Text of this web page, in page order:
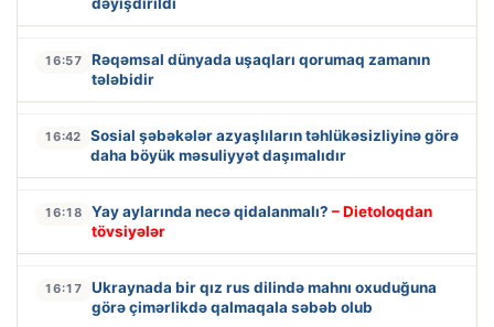
16:57
Rəqəmsal dünyada uşaqları qorumaq zamanın
tələbidir
16:42
Sosial şəbəkələr azyaşlıların təhlükəsizliyinə görə
daha böyük məsuliyyət daşımalıdır
16:18 Yay aylarında necə qidalanmalı? – Dietoloqdan
tövsiyələr
16:17
Ukraynada bir qız rus dilində mahnı oxuduğuna
görə çimərlikdə qalmaqala səbəb olub